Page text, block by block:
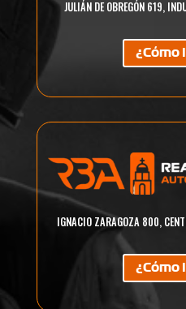
JULIÁN DE OBREGÓN 619,
¿Cómo
IGNACIO ZARAGOZA 800,
¿Cómo